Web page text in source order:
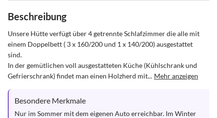
Beschreibung
Unsere Hütte verfügt über 4 getrennte Schlafzimmer die alle mit
einem Doppelbett ( 3 x 160/200 und 1 x 140/200) ausgestattet
sind.
In der gemütlichen voll ausgestatteten Küche (Kühlschrank und
Gefrierschrank) findet man einen Holzherd mit... Mehr anzeigen
Besondere Merkmale
Nur im Sommer mit dem eigenen Auto erreichbar. Im Winter